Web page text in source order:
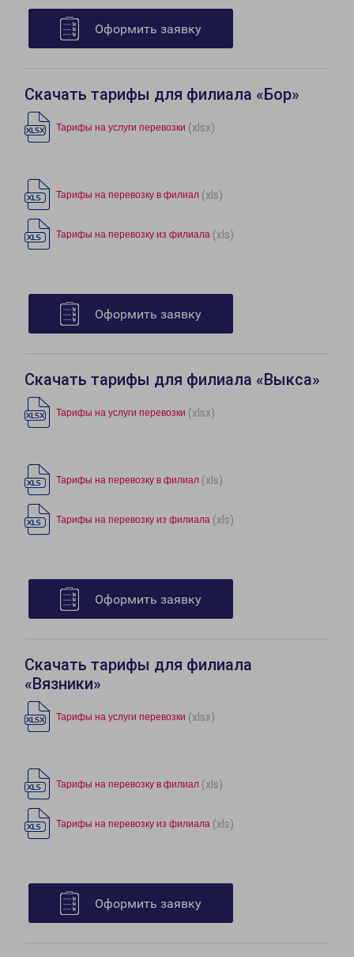
Оформить заявку
Скачать тарифы для филиала «Бор»
Тарифы на услуги перевозки (xlsx)
Тарифы на перевозку в филиал (xls)
Тарифы на перевозку из филиала (xls)
Оформить заявку
Скачать тарифы для филиала «Выкса»
Тарифы на услуги перевозки (xlsx)
Тарифы на перевозку в филиал (xls)
Тарифы на перевозку из филиала (xls)
Оформить заявку
Скачать тарифы для филиала
«Вязники»
Тарифы на услуги перевозки (xlsx)
Тарифы на перевозку в филиал (xls)
Тарифы на перевозку из филиала (xls)
Оформить заявку